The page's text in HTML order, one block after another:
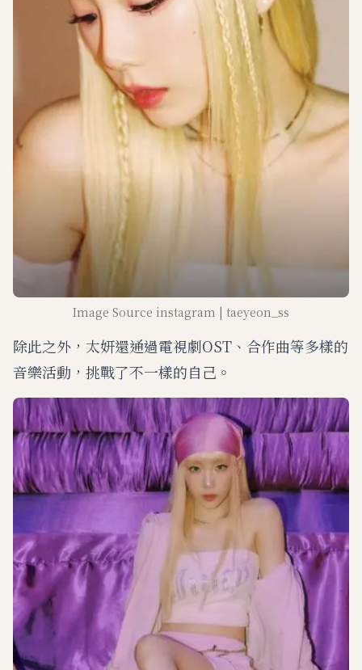
Image Source instagram | taeyeon_ss
除此之外，太妍還通過電視劇OST、合作曲等多樣的
音樂活動，挑戰了不一樣的自己。